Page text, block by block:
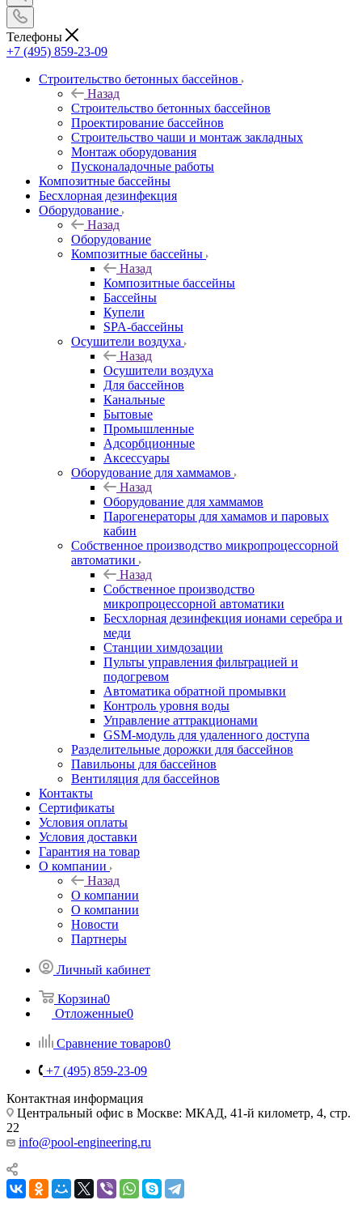
Телефоны
+7 (495) 859-23-09
Строительство бетонных бассейнов
Назад
Строительство бетонных бассейнов
Проектирование бассейнов
Строительство чаши и монтаж закладных
Монтаж оборудования
Пусконаладочные работы
Композитные бассейны
Бесхлорная дезинфекция
Оборудование
Назад
Оборудование
Композитные бассейны
Назад
Композитные бассейны
Бассейны
Купели
SPA-бассейны
Осушители воздуха
Назад
Осушители воздуха
Для бассейнов
Канальные
Бытовые
Промышленные
Адсорбционные
Аксессуары
Оборудование для хаммамов
Назад
Оборудование для хаммамов
Парогенераторы для хамамов и паровых
кабин
Собственное производство микропроцессорной
автоматики
Назад
Собственное производство
микропроцессорной автоматики
Беcхлорная дезинфекция ионами серебра и
меди
Станции химдозации
Пульты управления фильтрацией и
подогревом
Автоматика обратной промывки
Контроль уровня воды
Управление аттракционами
GSM-модуль для удаленного доступа
Разделительные дорожки для бассейнов
Павильоны для бассейнов
Вентиляция для бассейнов
Контакты
Сертификаты
Условия оплаты
Условия доставки
Гарантия на товар
О компании
Назад
О компании
О компании
Новости
Партнеры
Личный кабинет
Корзина0
Отложенные0
Сравнение товаров0
+7 (495) 859-23-09
Контактная информация
Центральный офис в Москве: МКАД, 41-й километр, 4, стр.
22
info@pool-engineering.ru